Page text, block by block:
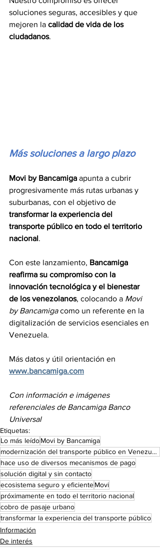
soluciones seguras, accesibles y que
mejoren la calidad de vida de los
ciudadanos.
Más soluciones a largo plazo
Movi by Bancamiga apunta a cubrir
progresivamente más rutas urbanas y
suburbanas, con el objetivo de
transformar la experiencia del
transporte público en todo el territorio
nacional.
Con este lanzamiento, Bancamiga
reafirma su compromiso con la
innovación tecnológica y el bienestar
de los venezolanos, colocando a Movi
by Bancamiga como un referente en la
digitalización de servicios esenciales en
Venezuela.
Más datos y útil orientación en
www.bancamiga.com
Con información e imágenes
referenciales de Bancamiga Banco
Universal
Etiquetas:
Lo más leídoMovi by Bancamiga
modernización del transporte público en Venezuela
hace uso de diversos mecanismos de pago
solución digital y sin contacto
ecosistema seguro y eficienteMovi
próximamente en todo el territorio nacional
cobro de pasaje urbano
transformar la experiencia del transporte público
Información
De interés